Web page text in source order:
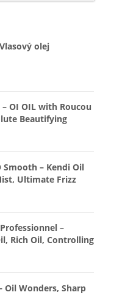
olej
– OI OIL with Roucou
Beautifying
Smooth – Kendi Oil
Ultimate Frizz
Professionnel –
Rich Oil, Controlling
Oil Wonders, Sharp